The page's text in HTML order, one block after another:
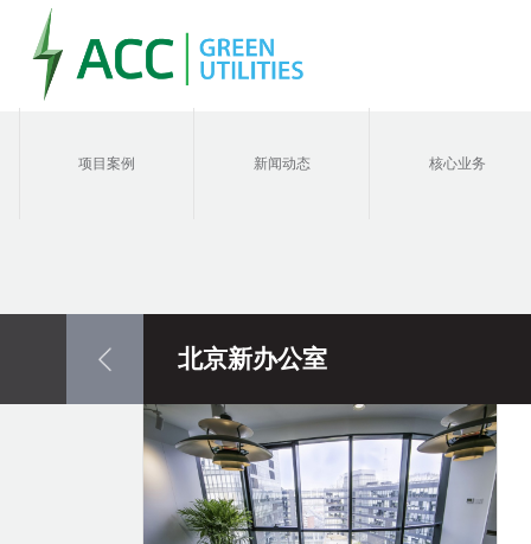
项目案例 新闻动态 核心业务
北京新办公室